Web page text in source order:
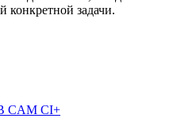
конкретной задачи.
CAM CI+